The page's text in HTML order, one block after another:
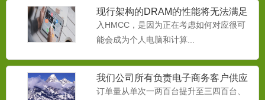
现行架构的DRAM的性能将无法满足
处理器的需要
入HMCC，是因为正在考虑如何对应很可
能会成为个人电脑和计算...
我们公司所有负责电子商务客户供应
链的同事
订单量从单次一两百台提升至三四百台、